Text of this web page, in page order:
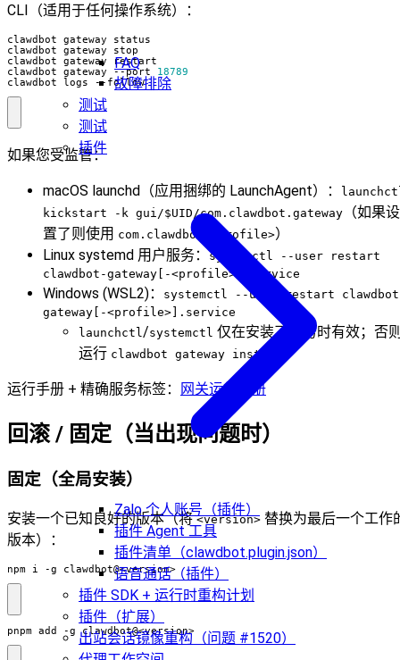
FAQ
故障排除
测试
测试
插件
Zalo 个人账号（插件）
插件 Agent 工具
插件清单（clawdbot.plugin.json）
语音通话（插件）
插件 SDK + 运行时重构计划
插件（扩展）
出站会话镜像重构（问题 #1520）
CLI（适用于任何操作系统）：
clawdbot gateway --port 18789
clawdbot logs --follow
如果您受监管：
macOS launchd（应用捆绑的 LaunchAgent）：
kickstart -k gui/$UID/com.clawdbot.gateway
（如果设
置了则使用 com.clawdbot.<profile>）
Linux systemd 用户服务：systemctl --user restart
clawdbot-gateway[-<profile>].service
Windows (WSL2)：
systemctl --user restart
gateway[-<profile>].service
launchctl/systemctl 仅在安装了服务时有效；否
运行 clawdbot gateway install 。
运行手册 + 精确服务标签： 网关运行手册
回滚 / 固定（当出现问题时）
固定（全局安装）
安装一个已知良好的版本（将<version> 替换为最后一个工作
版本）：
npm i -g clawdbot@<version>
pnpm add -g clawdbot@<version>